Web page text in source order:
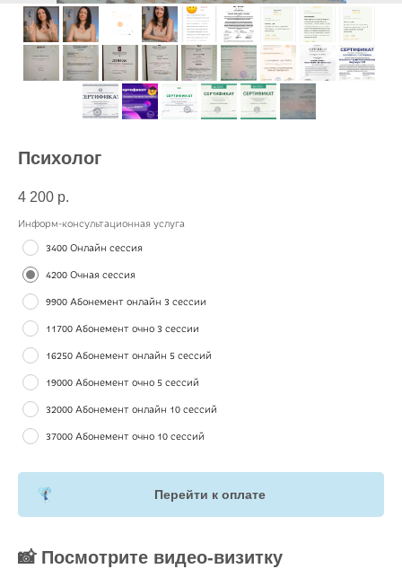
Психолог
4 200 р.
Информ-консультационная услуга
3400 Онлайн сессия
4200 Очная сессия
9900 Абонемент онлайн 3 сессии
11700 Абонемент очно 3 сессии
16250 Абонемент онлайн 5 сессий
19000 Абонемент очно 5 сессий
32000 Абонемент онлайн 10 сессий
37000 Абонемент очно 10 сессий
Перейти к оплате
📸 Посмотрите видео-визитку